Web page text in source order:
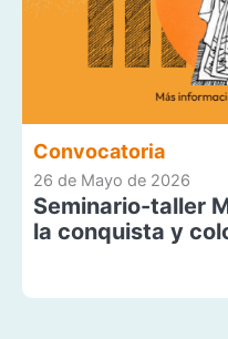
Convocatoria
26 de Mayo de 2026
Seminario-taller
la conquista y